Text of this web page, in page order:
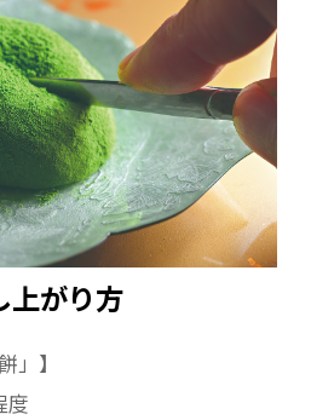
上がり方
」】
度